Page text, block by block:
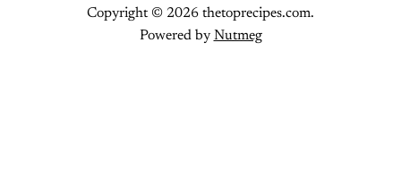
Copyright © 2026 thetoprecipes.com.
Powered by Nutmeg